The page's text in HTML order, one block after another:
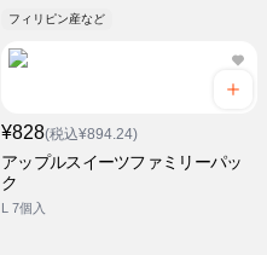
フィリピン産など
¥828(税込¥894.24)
アップルスイーツファミリーパッ
ク
L 7個入